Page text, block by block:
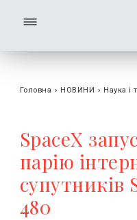
Головна › НОВИНИ › Наука і
SpaceX
парію
супутників
480